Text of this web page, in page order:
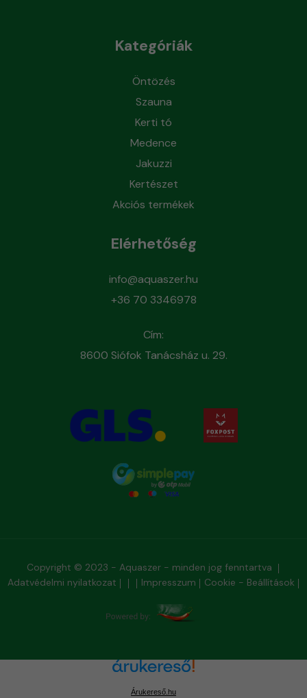
Kategóriák
Öntözés
Szauna
Kerti tó
Medence
Jakuzzi
Kertészet
Akciós termékek
Elérhetőség
info@aquaszer.hu
+36 70 3346978
Cím:
8600 Siófok Tanácsház u. 29.
Copyright © 2023 - Aquaszer - minden jog fenntartva
Adatvédelmi nyilatkozat
Impresszum Cookie - Beállítások
Árukereső.hu